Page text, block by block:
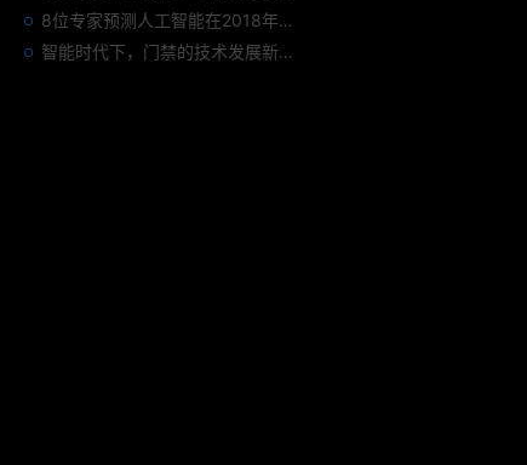
8位专家预测人工智能在2018年对我们的影响
智能时代下，门禁的技术发展新趋势